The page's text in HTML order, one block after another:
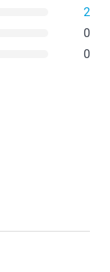
2
0
0
et pour